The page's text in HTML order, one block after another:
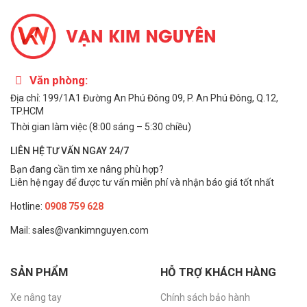
Địa chỉ: 199/1A1 Đường An Phú Đông 09, Khu Phố 8,
Phường An Phú Đông, Thành phố Hồ Chí Minh, Việt Nam
Mail: xenang.vankimnguyen@gmail.com
Hotline: 0908.759.628 (Ms Tuyền)
Các sản phẩm liên quan
Xe bàn nâng thủy lực 1500kgcho kho xưởng
Xe nâng mặt bàn 3 tạ giá rẻchính hãng
Văn phòng:
Địa chỉ: 199/1A1 Đường An Phú Đông 09, P. An Phú Đông, Q.12,
TP.HCM
Thời gian làm việc (8:00 sáng – 5:30 chiều)
LIÊN HỆ TƯ VẤN NGAY 24/7
Bạn đang cần tìm xe nâng phù hợp?
Liên hệ ngay để được tư vấn miễn phí và nhận báo giá tốt nhất
Hotline: 0908 759 628
Mail: sales@vankimnguyen.com
SẢN PHẨM
Xe nâng tay
HỖ TRỢ KHÁCH HÀNG
Chính sách bảo hành